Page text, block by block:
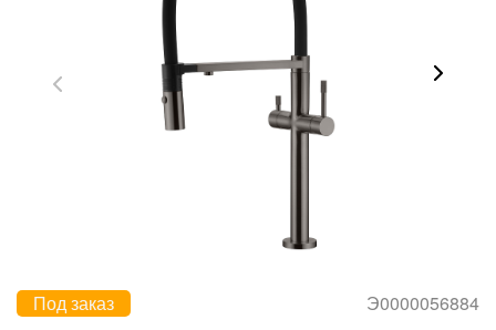
Под заказ Э0000056884